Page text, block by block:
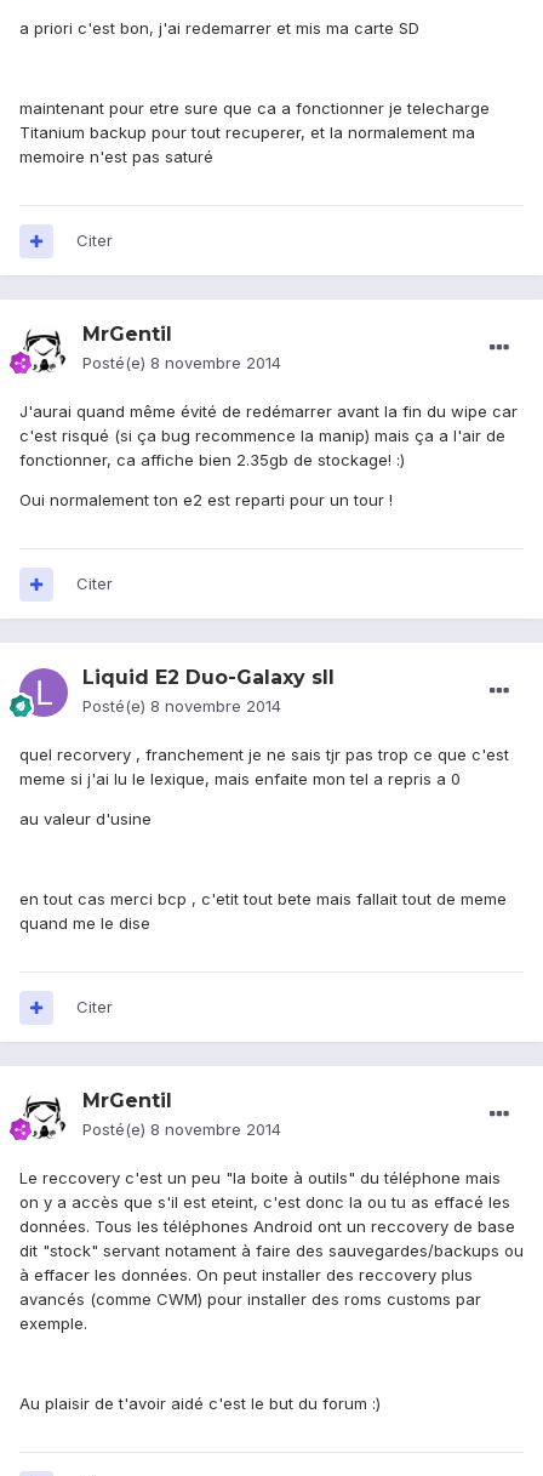
a priori c'est bon, j'ai redemarrer et mis ma carte SD
maintenant pour etre sure que ca a fonctionner je telecharge
Titanium backup pour tout recuperer, et la normalement ma
memoire n'est pas saturé
Citer
MrGentil
Posté(e) 8 novembre 2014
J'aurai quand même évité de redémarrer avant la fin du wipe car
c'est risqué (si ça bug recommence la manip) mais ça a l'air de
fonctionner, ca affiche bien 2.35gb de stockage! :)
Oui normalement ton e2 est reparti pour un tour !
Citer
Liquid E2 Duo-Galaxy sII
Posté(e) 8 novembre 2014
quel recorvery , franchement je ne sais tjr pas trop ce que c'est
meme si j'ai lu le lexique, mais enfaite mon tel a repris a 0
au valeur d'usine
en tout cas merci bcp , c'etit tout bete mais fallait tout de meme
quand me le dise
Citer
MrGentil
Posté(e) 8 novembre 2014
Le reccovery c'est un peu "la boite à outils" du téléphone mais
on y a accès que s'il est eteint, c'est donc la ou tu as effacé les
données. Tous les téléphones Android ont un reccovery de base
dit "stock" servant notament à faire des sauvegardes/backups ou
à effacer les données. On peut installer des reccovery plus
avancés (comme CWM) pour installer des roms customs par
exemple.
Au plaisir de t'avoir aidé c'est le but du forum :)